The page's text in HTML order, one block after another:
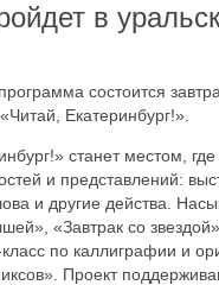
в
состоится
Екатеринбург!».
станет местом,
и представлений:
и другие действа.
«Завтрак со
по каллиграфии и
Проект